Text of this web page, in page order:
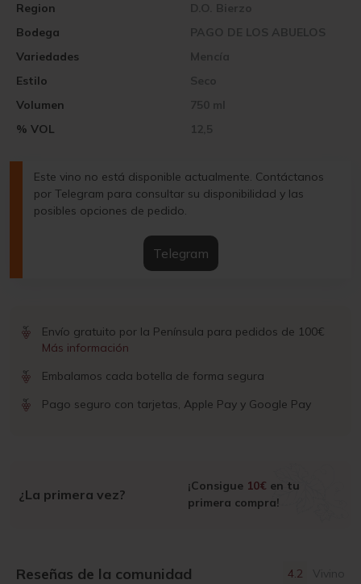
Region
D.O. Bierzo
Volumen 750 ml
Bodega PAGO DE LOS ABUELOS
% VOL 12,5
Variedades Mencía
Estilo Seco
Este vino no está disponible actualmente. Contáctanos
por Telegram para consultar su disponibilidad y las
posibles opciones de pedido.
Telegram
Envío gratuito por la Península para pedidos de 100€
Más información
Embalamos cada botella de forma segura
Pago seguro con tarjetas, Apple Pay y Google Pay
¿La primera vez?
¡Consigue 10€ en tu
primera compra!
Reseñas de la comunidad 4.2 Vivino